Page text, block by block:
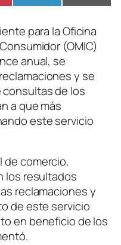
en en
para la Oficina
(OMIC)
anual, se
y se
consultas de los
a que más
este servicio
de comercio,
los resultados
reclamaciones y
de este servicio
en beneficio de los